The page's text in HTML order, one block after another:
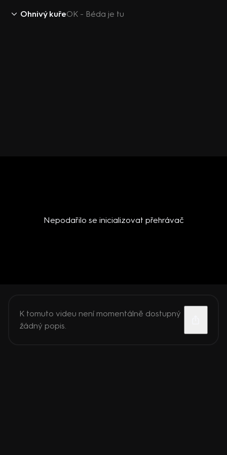
Ohnivý kuřeOK - Béda je tu
Nepodařilo se inicializovat přehrávač
K tomuto videu není momentálně dostupný
žádný popis.